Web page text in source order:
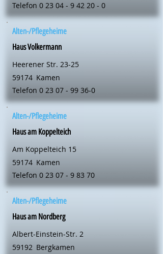
Telefon 0 23 04 - 9 42 20 - 0
Alten-/Pflegeheime
Haus Volkermann
Heerener Str. 23-25
59174 Kamen
Telefon 0 23 07 - 99 36-0
Alten-/Pflegeheime
Haus am Koppelteich
Am Koppelteich 15
59174 Kamen
Telefon 0 23 07 - 9 83 70
Alten-/Pflegeheime
Haus am Nordberg
Albert-Einstein-Str. 2
59192 Bergkamen